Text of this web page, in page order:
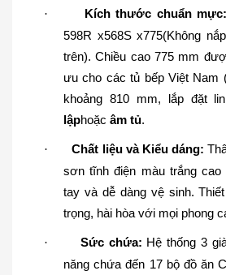
· Kích thước chuẩn mực:
598R x568S x775(Không
trên). Chiều cao 775 mm
ưu cho các tủ bếp Việt Nam
khoảng 810 mm, lắp đặt
lậphoặc âm tủ.
· Chất liệu và Kiểu dáng:
sơn tĩnh điện màu trắng
tay và dễ dàng vệ sinh.
trọng, hài hòa với mọi phong
· Sức chứa: Hệ thống 3
năng chứa đến 17 bộ đồ ăn